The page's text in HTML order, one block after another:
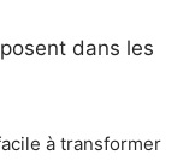
dans les
à transformer